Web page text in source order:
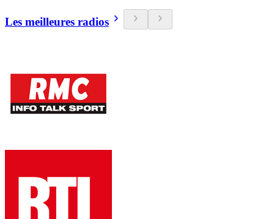
Les meilleures radios